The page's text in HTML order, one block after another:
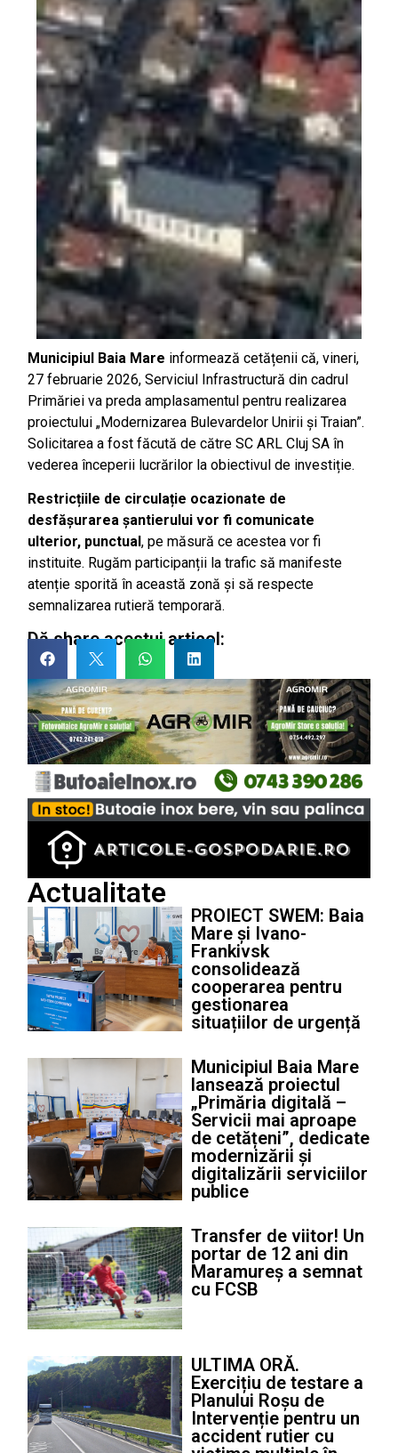
Municipiul Baia Mare informează cetățenii că, vineri,
27 februarie 2026, Serviciul Infrastructură din cadrul
Primăriei va preda amplasamentul pentru realizarea
proiectului „Modernizarea Bulevardelor Unirii și Traian”.
Solicitarea a fost făcută de către SC ARL Cluj SA în
vederea începerii lucrărilor la obiectivul de investiție.
Restricțiile de circulație ocazionate de
desfășurarea șantierului vor fi comunicate
ulterior, punctual, pe măsură ce acestea vor fi
instituite. Rugăm participanții la trafic să manifeste
atenție sporită în această zonă și să respecte
semnalizarea rutieră temporară.
Dă share acestui articol:
Actualitate
PROIECT SWEM: Baia
Mare și Ivano-
Frankivsk
consolidează
cooperarea pentru
gestionarea
situațiilor de urgență
Municipiul Baia Mare
lansează proiectul
„Primăria digitală –
Servicii mai aproape
de cetățeni”, dedicate
modernizării și
digitalizării serviciilor
publice
Transfer de viitor! Un
portar de 12 ani din
Maramureș a semnat
cu FCSB
ULTIMA ORĂ.
Exercițiu de testare a
Planului Roșu de
Intervenție pentru un
accident rutier cu